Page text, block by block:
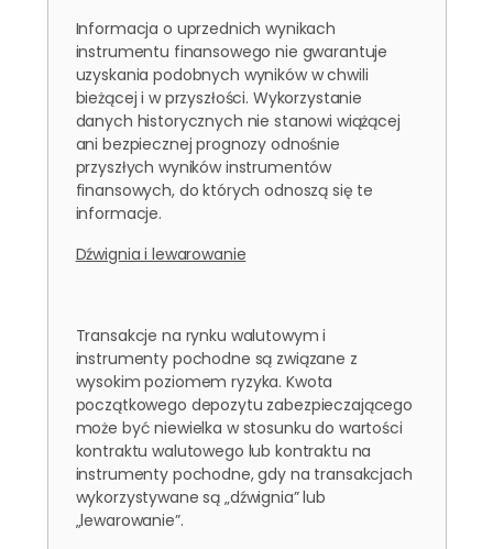
Informacja o uprzednich wynikach
instrumentu finansowego nie gwarantuje
uzyskania podobnych wyników w chwili
bieżącej i w przyszłości. Wykorzystanie
danych historycznych nie stanowi wiążącej
ani bezpiecznej prognozy odnośnie
przyszłych wyników instrumentów
finansowych, do których odnoszą się te
informacje.
Dźwignia i lewarowanie
Transakcje na rynku walutowym i
instrumenty pochodne są związane z
wysokim poziomem ryzyka. Kwota
początkowego depozytu zabezpieczającego
może być niewielka w stosunku do wartości
kontraktu walutowego lub kontraktu na
instrumenty pochodne, gdy na transakcjach
wykorzystywane są „dźwignia” lub
„lewarowanie”.